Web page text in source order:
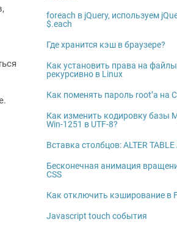
foreach в jQuery, используем
$.each
Где хранится кэш в браузере?
Как установить права на
рекурсивно в Linux
Как поменять пароль root’а на
Как изменить кодировку базы
Win-1251 в UTF-8?
Вставка столбцов: ALTER TABLE
Бесконечная анимация
CSS
Как отключить кэширование в
Javascript touch события